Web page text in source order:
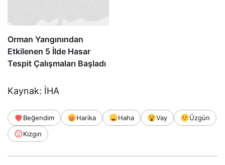
Orman Yangınından
Etkilenen 5 İlde Hasar
Tespit Çalışmaları Başladı
Kaynak: İHA
Beğendim Harika Haha Vay
Üzgün
Kızgın